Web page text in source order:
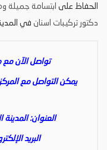
الحفاظ على ابتسامة جميلة
دكتور تركيبات اسنان في
تواصل الآن مع
يمكن التواصل مع
العنوان: المدينة
البريد